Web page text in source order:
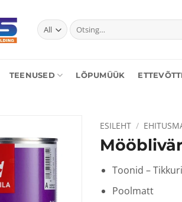
Otsi:
TEENUSED LÕPUMÜÜK
ESILEHT /
Toonid –
Poolmatt